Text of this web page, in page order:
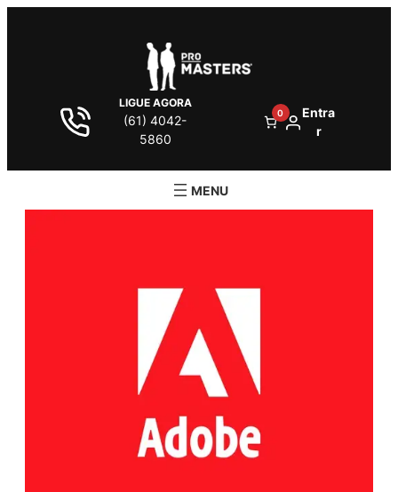
LIGUE AGORA
(61) 4042-
5860
0
Entra
r